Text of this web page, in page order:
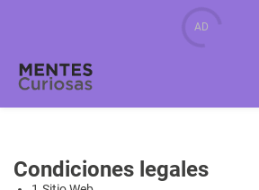
Condiciones legales